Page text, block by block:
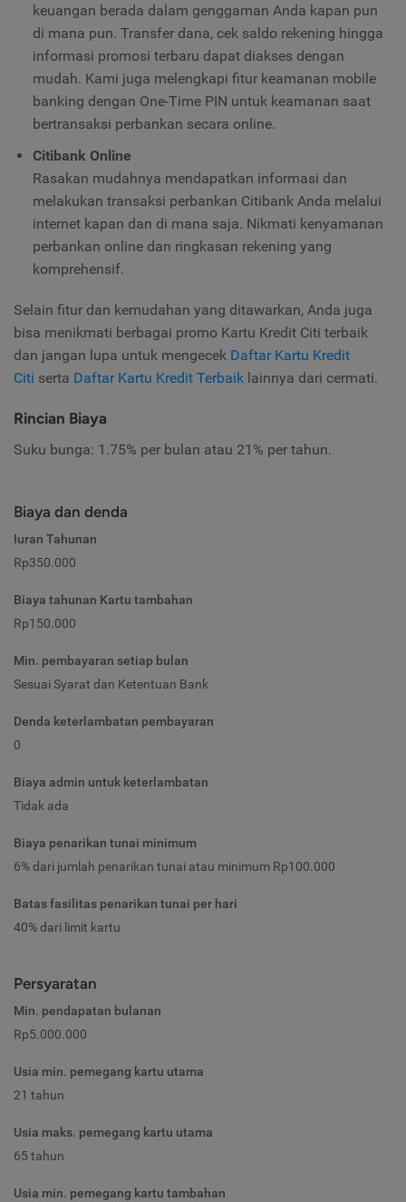
keuangan berada dalam genggaman Anda kapan pun
di mana pun. Transfer dana, cek saldo rekening hingga
informasi promosi terbaru dapat diakses dengan
mudah. Kami juga melengkapi fitur keamanan mobile
banking dengan One-Time PIN untuk keamanan saat
bertransaksi perbankan secara online.
Citibank Online
Rasakan mudahnya mendapatkan informasi dan
melakukan transaksi perbankan Citibank Anda melalui
internet kapan dan di mana saja. Nikmati kenyamanan
perbankan online dan ringkasan rekening yang
komprehensif.
Selain fitur dan kemudahan yang ditawarkan, Anda juga
bisa menikmati berbagai promo Kartu Kredit Citi terbaik
dan jangan lupa untuk mengecek Daftar Kartu Kredit
Citi serta Daftar Kartu Kredit Terbaik lainnya dari cermati.
Rincian Biaya
Suku bunga: 1.75% per bulan atau 21% per tahun.
Biaya dan denda
Iuran Tahunan
Rp350.000
Biaya tahunan Kartu tambahan
Rp150.000
Min. pembayaran setiap bulan
Sesuai Syarat dan Ketentuan Bank
Denda keterlambatan pembayaran
0
Biaya admin untuk keterlambatan
Tidak ada
Biaya penarikan tunai minimum
6% dari jumlah penarikan tunai atau minimum Rp100.000
Batas fasilitas penarikan tunai per hari
40% dari limit kartu
Persyaratan
Min. pendapatan bulanan
Rp5.000.000
Usia min. pemegang kartu utama
21 tahun
Usia maks. pemegang kartu utama
65 tahun
Usia min. pemegang kartu tambahan